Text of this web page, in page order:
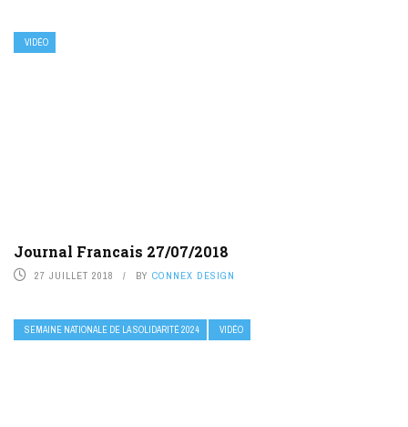
VIDÉO
Journal Francais 27/07/2018
27 JUILLET 2018 BY CONNEX DESIGN
SEMAINE NATIONALE DE LA SOLIDARITÉ 2024 VIDÉO